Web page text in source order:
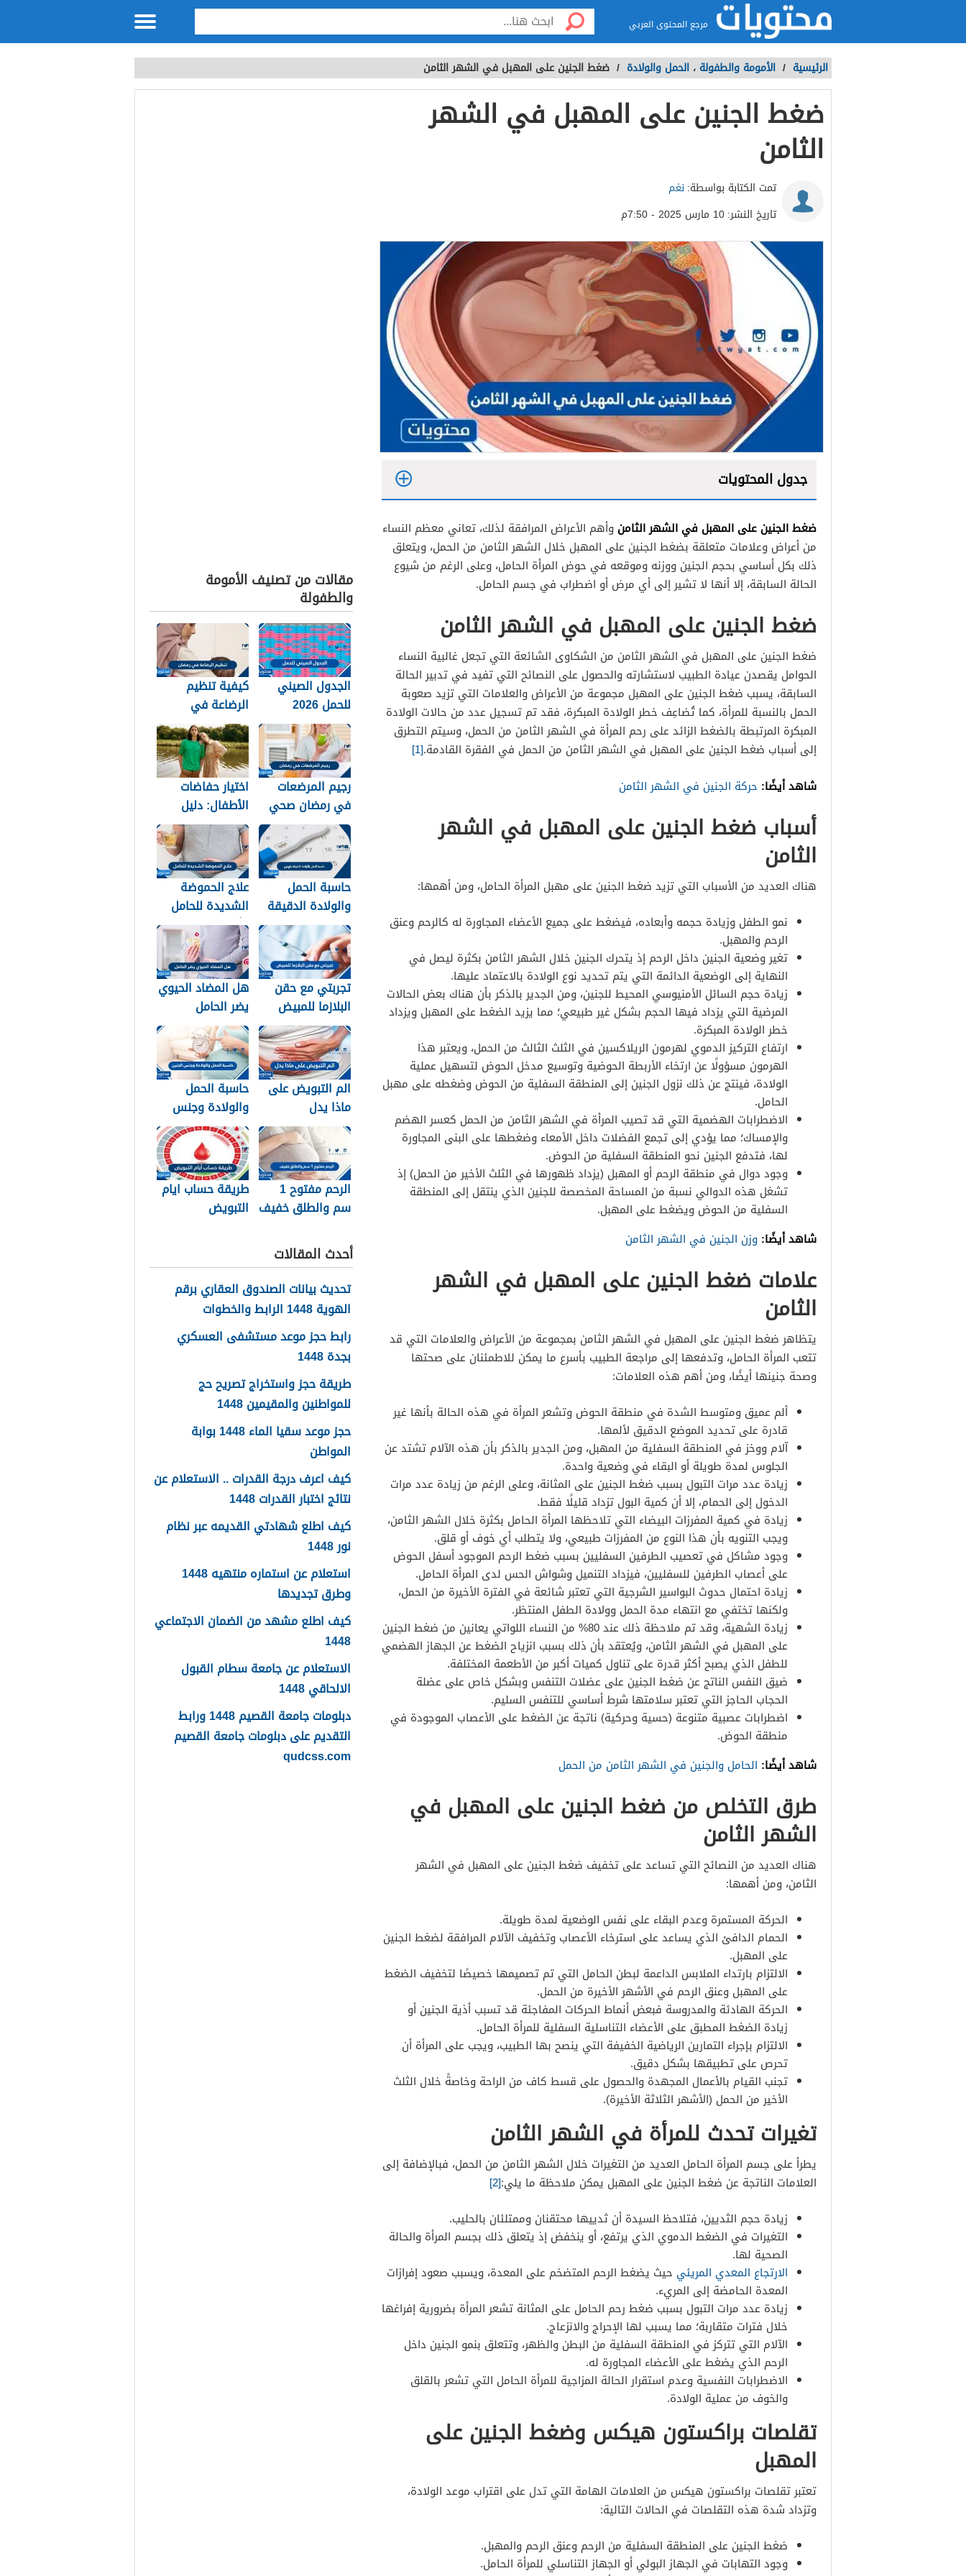
مرجع المحتوى العربي
الرئيسية / الأمومة والطفولة ، الحمل والولادة / ضغط الجنين على المهبل في الشهر الثامن
ضغط الجنين على المهبل في الشهر
الثامن
تمت الكتابة بواسطة: نغم
تاريخ النشر:10 مارس 2025 - 7:50م
جدول المحتويات
ضغط الجنين على المهبل في الشهر الثامن وأهم الأعراض المرافقة لذلك، تعاني معظم النساء
من أعراض وعلامات متعلقة بضغط الجنين على المهبل خلال الشهر الثامن من الحمل، ويتعلق
ذلك بكل أساسي بحجم الجنين ووزنه وموقعه في حوض المرأة الحامل، وعلى الرغم من شيوع
الحالة السابقة، إلا أنها لا تشير إلى أي مرض أو اضطراب في جسم الحامل.
ضغط الجنين على المهبل في الشهر الثامن
ضغط الجنين على المهبل في الشهر الثامن من الشكاوى الشائعة التي تجعل غالبية النساء
الحوامل يقصدن عيادة الطبيب لاستشارته والحصول على النصائح التي تفيد في تدبير الحالة
السابقة، يسبب ضغط الجنين على المهبل مجموعة من الأعراض والعلامات التي تزيد صعوبة
الحمل بالنسبة للمرأة، كما تُضاعِف خطر الولادة المبكرة، فقد تم تسجيل عدد من حالات الولادة
المبكرة المرتبطة بالضغط الزائد على رحم المرأة في الشهر الثامن من الحمل، وسيتم التطرق
إلى أسباب ضغط الجنين على المهبل في الشهر الثامن من الحمل في الفقرة القادمة.[1]
شاهد أيضًا: حركة الجنين في الشهر الثامن
أسباب ضغط الجنين على المهبل في الشهر
الثامن
هناك العديد من الأسباب التي تزيد ضغط الجنين على مهبل المرأة الحامل، ومن أهمها:
نمو الطفل وزيادة حجمه وأبعاده، فيضغط على جميع الأعضاء المجاورة له كالرحم وعنق
الرحم والمهبل.
تغير وضعية الجنين داخل الرحم إذ يتحرك الجنين خلال الشهر الثامن بكثرة ليصل في
النهاية إلى الوضعية الدائمة التي يتم تحديد نوع الولادة بالاعتماد عليها.
زيادة حجم السائل الأمنيوسي المحيط للجنين، ومن الجدير بالذكر بأن هناك بعض الحالات
المرضية التي يزداد فيها الحجم بشكل غير طبيعي؛ مما يزيد الضغط على المهبل ويزداد
خطر الولادة المبكرة.
ارتفاع التركيز الدموي لهرمون الريلاكسين في الثلث الثالث من الحمل، ويعتبر هذا
الهرمون مسؤولًا عن ارتخاء الأربطة الحوضية وتوسيع مدخل الحوض لتسهيل عملية
الولادة، فينتج عن ذلك نزول الجنين إلى المنطقة السفلية من الحوض وضغطه على مهبل
الحامل.
الاضطرابات الهضمية التي قد تصيب المرأة في الشهر الثامن من الحمل كعسر الهضم
والإمساك؛ مما يؤدي إلى تجمع الفضلات داخل الأمعاء وضغطها على البنى المجاورة
لها، فتدفع الجنين نحو المنطقة السفلية من الحوض.
وجود دوال في منطقة الرحم أو المهبل (يزداد ظهورها في الثلث الأخير من الحمل) إذ
تشغل هذه الدوالي نسبة من المساحة المخصصة للجنين الذي ينتقل إلى المنطقة
السفلية من الحوض ويضغط على المهبل.
شاهد أيضًا: وزن الجنين في الشهر الثامن
علامات ضغط الجنين على المهبل في الشهر
الثامن
يتظاهر ضغط الجنين على المهبل في الشهر الثامن بمجموعة من الأعراض والعلامات التي قد
تتعب المرأة الحامل، وتدفعها إلى مراجعة الطبيب بأسرع ما يمكن للاطمئنان على صحتها
وصحة جنينها أيضًا، ومن أهم هذه العلامات:
ألم عميق ومتوسط الشدة في منطقة الحوض وتشعر المرأة في هذه الحالة بأنها غير
قادرة على تحديد الموضع الدقيق لألمها.
آلام ووخز في المنطقة السفلية من المهبل، ومن الجدير بالذكر بأن هذه الآلام تشتد عن
الجلوس لمدة طويلة أو البقاء في وضعية واحدة.
زيادة عدد مرات التبول بسبب ضغط الجنين على المثانة، وعلى الرغم من زيادة عدد مرات
الدخول إلى الحمام، إلا أن كمية البول تزداد قليلًا فقط.
زيادة في كمية المفرزات البيضاء التي تلاحظها المرأة الحامل بكثرة خلال الشهر الثامن،
ويجب التنويه بأن هذا النوع من المفرزات طبيعي، ولا يتطلب أي خوف أو قلق.
وجود مشاكل في تعصيب الطرفين السفليين بسبب ضغط الرحم الموجود أسفل الحوض
على أعصاب الطرفين للسفليين، فيزداد التنميل وشواش الحس لدى المرأة الحامل.
زيادة احتمال حدوث البواسير الشرجية التي تعتبر شائعة في الفترة الأخيرة من الحمل،
ولكنها تختفي مع انتهاء مدة الحمل وولادة الطفل المنتظر.
زيادة الشهية، وقد تم ملاحظة ذلك عند 80% من النساء اللواتي يعانين من ضغط الجنين
على المهبل في الشهر الثامن، ويُعتقد بأن ذلك بسبب انزياح الضغط عن الجهاز الهضمي
للطفل الذي يصبح أكثر قدرة على تناول كميات أكبر من الأطعمة المختلفة.
ضيق النفس الناتج عن ضغط الجنين على عضلات التنفس وبشكل خاص على عضلة
الحجاب الحاجز التي تعتبر سلامتها شرط أساسي للتنفس السليم.
اضطرابات عصبية متنوعة (حسية وحركية) ناتجة عن الضغط على الأعصاب الموجودة في
منطقة الحوض.
شاهد أيضًا: الحامل والجنين في الشهر الثامن من الحمل
طرق التخلص من ضغط الجنين على المهبل في
الشهر الثامن
هناك العديد من النصائح التي تساعد على تخفيف ضغط الجنين على المهبل في الشهر
الثامن، ومن أهمها:
الحركة المستمرة وعدم البقاء على نفس الوضعية لمدة طويلة.
الحمام الدافئ الذي يساعد على استرخاء الأعصاب وتخفيف الآلام المرافقة لضغط الجنين
على المهبل.
الالتزام بارتداء الملابس الداعمة لبطن الحامل التي تم تصميمها خصيصًا لتخفيف الضغط
على المهبل وعنق الرحم في الأشهر الأخيرة من الحمل.
الحركة الهادئة والمدروسة فبعض أنماط الحركات المفاجئة قد تسبب أذية الجنين أو
زيادة الضغط المطبق على الأعضاء التناسلية السفلية للمرأة الحامل.
الالتزام بإجراء التمارين الرياضية الخفيفة التي ينصح بها الطبيب، ويجب على المرأة أن
تحرص على تطبيقها بشكل دقيق.
تجنب القيام بالأعمال المجهدة والحصول على قسط كاف من الراحة وخاصةً خلال الثلث
الأخير من الحمل (الأشهر الثلاثة الأخيرة).
تغيرات تحدث للمرأة في الشهر الثامن
يطرأ على جسم المرأة الحامل العديد من التغيرات خلال الشهر الثامن من الحمل، فبالإضافة إلى
العلامات الناتجة عن ضغط الجنين على المهبل يمكن ملاحظة ما يلي:[2]
زيادة حجم الثديين، فتلاحظ السيدة أن ثدييها محتقنان وممتلئان بالحليب.
التغيرات في الضغط الدموي الذي يرتفع، أو ينخفض إذ يتعلق ذلك بجسم المرأة والحالة
الصحية لها.
الارتجاع المعدي المريئي حيث يضغط الرحم المتضخم على المعدة، ويسبب صعود إفرازات
المعدة الحامضة إلى المريء.
زيادة عدد مرات التبول بسبب ضغط رحم الحامل على المثانة تشعر المرأة بضرورية إفراغها
خلال فترات متقاربة؛ مما يسبب لها الإحراج والانزعاج.
الآلام التي تتركز في المنطقة السفلية من البطن والظهر، وتتعلق بنمو الجنين داخل
الرحم الذي يضغط على الأعضاء المجاورة له.
الاضطرابات النفسية وعدم استقرار الحالة المزاجية للمرأة الحامل التي تشعر بالقلق
والخوف من عملية الولادة.
تقلصات براكستون هيكس وضغط الجنين على
المهبل
تعتبر تقلصات براكستون هيكس من العلامات الهامة التي تدل على اقتراب موعد الولادة،
وتزداد شدة هذه التقلصات في الحالات التالية:
ضغط الجنين على المنطقة السفلية من الرحم وعنق الرحم والمهبل.
وجود التهابات في الجهاز البولي أو الجهاز التناسلي للمرأة الحامل.
مقالات من تصنيف الأمومة
والطفولة
الجدول الصيني
للحمل 2026
لمعرفة نوع الجنين
كيفية تنظيم
الرضاعة في
رمضان 2026
رجيم المرضعات
في رمضان صحي
وسهل 2026
اختيار حفاضات
الأطفال: دليل
الأسرة العربية
للعناية والراحة
حاسبة الحمل
والولادة الدقيقة
2025 بالهجري
علاج الحموضة
الشديدة للحامل
وأهم النصائح
للسيطرة على
حموضة المعدة
تجربتي مع حقن
البلازما للمبيض
هل المضاد الحيوي
يضر الحامل
والجنين في فترة
الحمل
الم التبويض على
ماذا يدل
حاسبة الحمل
والولادة وجنس
الجنين
الرحم مفتوح 1
سم والطلق خفيف
طريقة حساب ايام
التبويض
أحدث المقالات
تحديث بيانات الصندوق العقاري برقم
الهوية 1448 الرابط والخطوات
رابط حجز موعد مستشفى العسكري
بجدة 1448
طريقة حجز واستخراج تصريح حج
للمواطنين والمقيمين 1448
حجز موعد سقيا الماء 1448 بوابة
المواطن
كيف اعرف درجة القدرات .. الاستعلام عن
نتائج اختبار القدرات 1448
كيف اطلع شهادتي القديمه عبر نظام
نور 1448
استعلام عن استماره منتهيه 1448
وطرق تجديدها
كيف اطلع مشهد من الضمان الاجتماعي
1448
الاستعلام عن جامعة سطام القبول
الالحاقي 1448
دبلومات جامعة القصيم 1448 ورابط
التقديم على دبلومات جامعة القصيم
qudcss.com